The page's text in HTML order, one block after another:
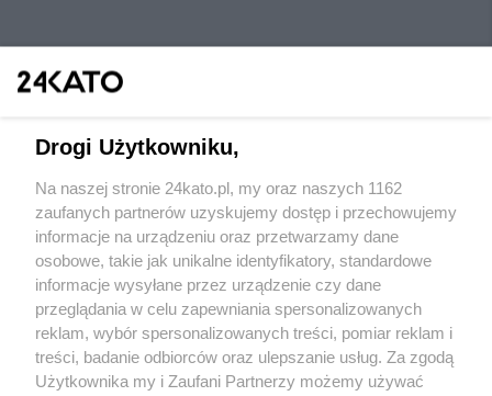
Wydawca mediów lokalnych
Nie zapomnij
zapoznać się z:
polityką prywatności regulamin korzystania z portali
Twojemiasto Skontaktuj sięz nami
Drogi Użytkowniku,
Na naszej stronie 24kato.pl, my oraz naszych 1162
zaufanych partnerów uzyskujemy dostęp i przechowujemy
informacje na urządzeniu oraz przetwarzamy dane
osobowe, takie jak unikalne identyfikatory, standardowe
informacje wysyłane przez urządzenie czy dane
przeglądania w celu zapewniania spersonalizowanych
reklam, wybór spersonalizowanych treści, pomiar reklam i
treści, badanie odbiorców oraz ulepszanie usług. Za zgodą
Użytkownika my i Zaufani Partnerzy możemy używać